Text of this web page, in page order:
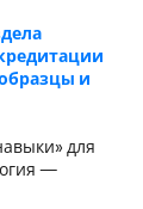
и
для
—